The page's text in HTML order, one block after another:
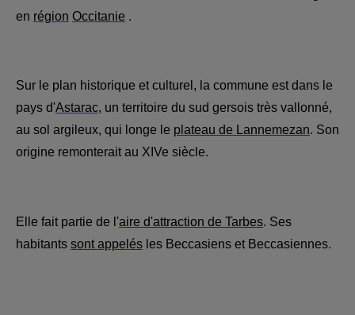
en région Occitanie .
Sur le plan historique et culturel, la commune est dans le
pays d'Astarac, un territoire du sud gersois très vallonné,
au sol argileux, qui longe le plateau de Lannemezan. Son
origine remonterait au XIVe siècle.
Elle fait partie de l'aire d'attraction de Tarbes. Ses
habitants sont appelés les Beccasiens et Beccasiennes.